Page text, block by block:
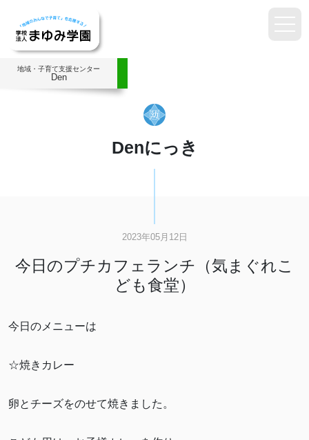
地域・子育て支援センター
Den
Denにっき
2023年05月12日
今日のプチカフェランチ（気まぐれこ
ども食堂）
今日のメニューは
☆焼きカレー
卵とチーズをのせて焼きました。